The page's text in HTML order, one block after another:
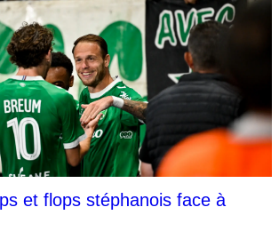
et flops stéphanois face à